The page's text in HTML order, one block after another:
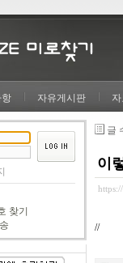
항 자유게시판 자
찾기
글
이
//